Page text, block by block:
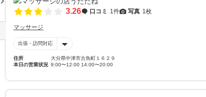
3.26 口コミ 1件 写真 1枚
マッサージ
出張・訪問対応
住所
大分県中津市古魚町１６２９
本日の営業状況 9:00〜12:00 14:00〜20:00